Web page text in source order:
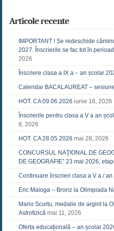
Articole recente
IMPORTANT ! Se redeschide
2027. Înscrierile se fac tot în
2026
Înscriere clasa a IX a – an școlar
Calendar BACALAUREAT –
HOT. CA 09.06.2026 iunie 16, 2026
Înscrierile pentru clasa a V a an
8, 2026
HOT. CA 28.05.2026 mai 28, 2026
CONCURSUL NAŢIONAL DE
DE GEOGRAFIE” 23 mai 2026,
Continuare înscrieri clasa a V a /
Eric Maioga – Bronz la Olimpiada
Mario Scurtu, medalie de argint la
Astrofizică mai 11, 2026
Oferta educațională – an școlar